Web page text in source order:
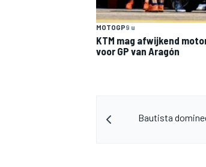
MOTOGP9 u
KTM mag afwijkend
voor GP van Aragón
Bautista